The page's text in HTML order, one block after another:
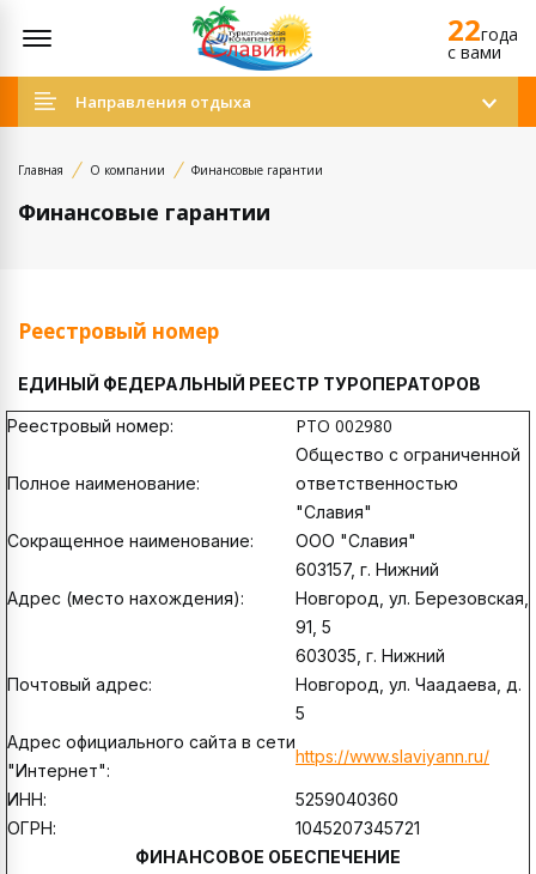
22года
c вами
Направления отдыха
Главная О компании Финансовые гарантии
Финансовые гарантии
Реестровый номер
ЕДИНЫЙ ФЕДЕРАЛЬНЫЙ РЕЕСТР ТУРОПЕРАТОРОВ
Реестровый номер: РТО 002980
Полное наименование:
Общество с ограниченной
ответственностью
"Славия"
Сокращенное наименование:
ООО "Славия"
Адрес (место нахождения):
603157, г. Нижний
Новгород, ул. Березовская,
91, 5
Почтовый адрес:
603035, г. Нижний
Новгород, ул. Чаадаева, д.
5
Адрес официального сайта в сети
"Интернет":
https://www.slaviyann.ru/
ИНН:
5259040360
ОГРН:
1045207345721
ФИНАНСОВОЕ ОБЕСПЕЧЕНИЕ